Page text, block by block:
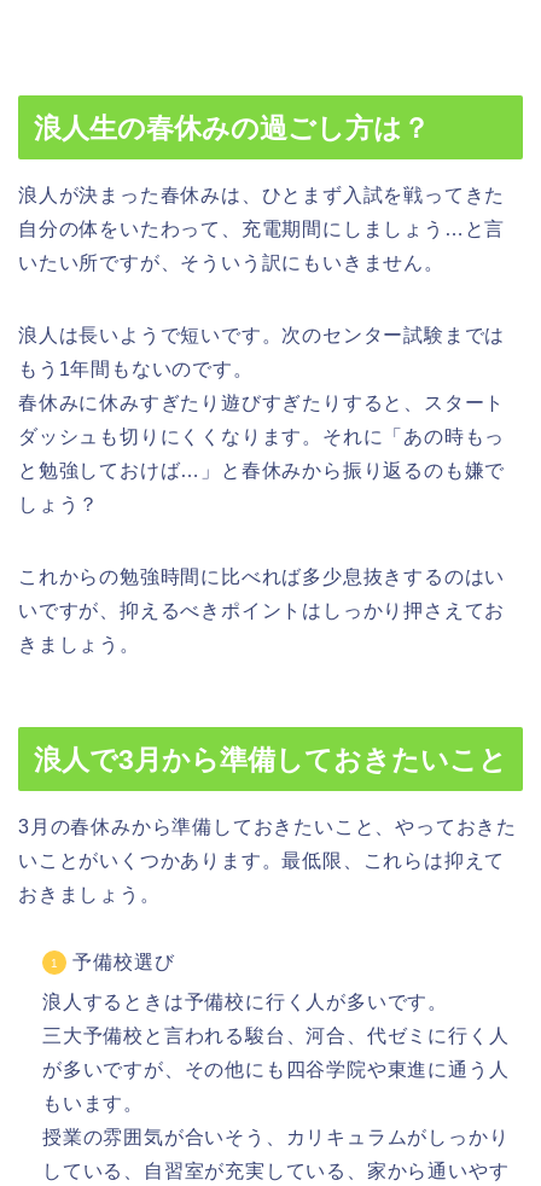
浪人生の春休みの過ごし方は？
浪人が決まった春休みは、ひとまず入試を戦ってきた
自分の体をいたわって、充電期間にしましょう…と言
いたい所ですが、そういう訳にもいきません。
浪人は長いようで短いです。次のセンター試験までは
もう1年間もないのです。
春休みに休みすぎたり遊びすぎたりすると、スタート
ダッシュも切りにくくなります。それに
「あの時もっ
と勉強しておけば…」と春休みから振り返るのも嫌で
しょう？
これからの勉強時間に比べれば多少息抜きするのはい
いですが、抑えるべきポイントはしっかり押さえてお
きましょう。
浪人で3月から準備しておきたいこと
3月の春休みから準備しておきたいこと、やっておきた
いことがいくつかあります。最低限、これらは抑えて
おきましょう。
予備校選び
浪人するときは予備校に行く人が多いです。
三大予備校と言われる駿台、河合、代ゼミに行く人
が多いですが、その他にも四谷学院や東進に通う人
もいます。
授業の雰囲気が合いそう、カリキュラムがしっかり
している、自習室が充実している、家から通いやす